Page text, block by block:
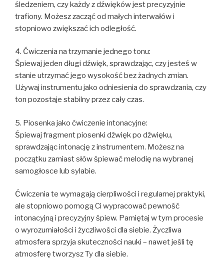
śledzeniem, czy każdy z dźwięków jest precyzyjnie
trafiony. Możesz zacząć od małych interwałów i
stopniowo zwiększać ich odległość.
4. Ćwiczenia na trzymanie jednego tonu:
Śpiewaj jeden długi dźwięk, sprawdzając, czy jesteś w
stanie utrzymać jego wysokość bez żadnych zmian.
Używaj instrumentu jako odniesienia do sprawdzania, czy
ton pozostaje stabilny przez cały czas.
5. Piosenka jako ćwiczenie intonacyjne:
Śpiewaj fragment piosenki dźwięk po dźwięku,
sprawdzając intonację z instrumentem. Możesz na
początku zamiast słów śpiewać melodię na wybranej
samogłosce lub sylabie.
Ćwiczenia te wymagają cierpliwości i regularnej praktyki,
ale stopniowo pomogą Ci wypracować pewność
intonacyjną i precyzyjny śpiew. Pamiętaj w tym procesie
o wyrozumiałości i życzliwości dla siebie. Życzliwa
atmosfera sprzyja skuteczności nauki – nawet jeśli tę
atmosferę tworzysz Ty dla siebie.